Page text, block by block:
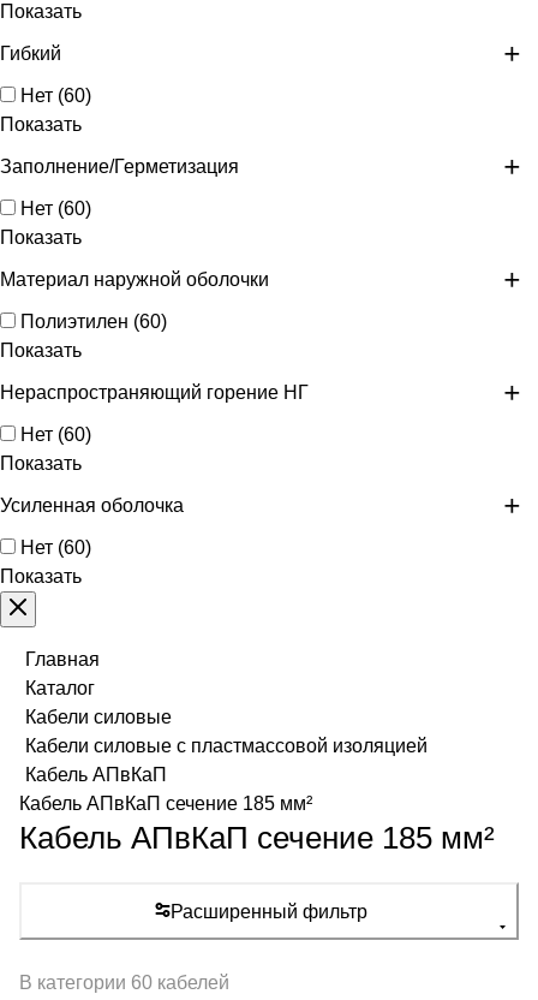
Показать
Гибкий
Нет (60)
Показать
Заполнение/Герметизация
Нет (60)
Показать
Материал наружной оболочки
Полиэтилен (60)
Показать
Нераспространяющий горение НГ
Нет (60)
Показать
Усиленная оболочка
Нет (60)
Показать
Главная
Каталог
Кабели силовые
Кабели силовые с пластмассовой изоляцией
Кабель АПвКаП
Кабель АПвКаП сечение 185 мм²
Кабель АПвКаП сечение 185 мм²
Расширенный фильтр
В категории 60 кабелей